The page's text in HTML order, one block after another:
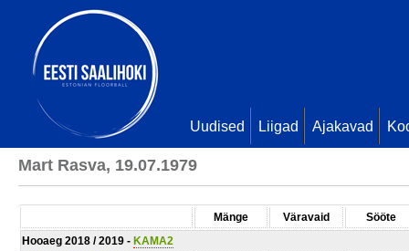
Uudised Liigad Ajakavad
Mart Rasva, 19.07.1979
Mänge Väravaid
Sööte
Hooaeg 2018 / 2019 - KAMA2